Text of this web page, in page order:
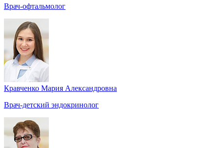
Врач-офтальмолог
Кравченко Мария Александровна
Врач-детский эндокринолог